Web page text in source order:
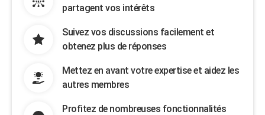
partagent vos intérêts
Suivez vos discussions facilement et
obtenez plus de réponses
Mettez en avant votre expertise et aidez les
autres membres
Profitez de nombreuses fonctionnalités